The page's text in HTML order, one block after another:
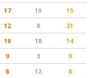
17 10
15
12 8
21
10 18
14
9 3
9
8 12
8